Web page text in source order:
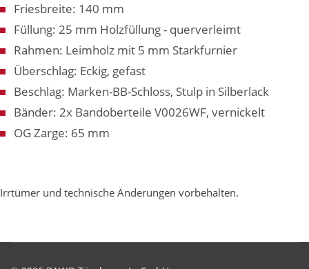
Friesbreite: 140 mm
Füllung: 25 mm Holzfüllung - querverleimt
Rahmen: Leimholz mit 5 mm Starkfurnier
Überschlag: Eckig, gefast
Beschlag: Marken-BB-Schloss, Stulp in Silberlack
Bänder: 2x Bandoberteile V0026WF, vernickelt
OG Zarge: 65 mm
Irrtümer und technische Änderungen vorbehalten.